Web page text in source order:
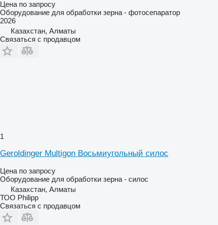
Цена по запросу
Оборудование для обработки зерна - фотосепаратор
2026
Казахстан, Алматы
Связаться с продавцом
1
Geroldinger Multigon Восьмиугольный cилос
Цена по запросу
Оборудование для обработки зерна - силос
Казахстан, Алматы
ТОО Philipp
Связаться с продавцом